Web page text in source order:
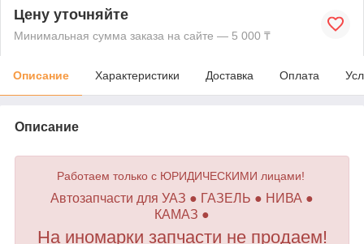
Цену уточняйте
Минимальная сумма заказа на сайте — 5 000 ₸
Описание Характеристики Доставка Оплата
Описание
Работаем только с ЮРИДИЧЕСКИМИ лицами!
Автозапчасти для УАЗ ● ГАЗЕЛЬ ● НИВА ●
КАМАЗ ●
На иномарки запчасти не продаем!